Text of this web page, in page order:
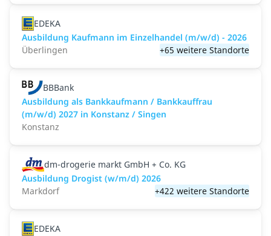
EDEKA
Ausbildung Kaufmann im Einzelhandel (m/w/d) - 2026
Überlingen
+65 weitere Standorte
BBBank
Ausbildung als Bankkaufmann / Bankkauffrau
(m/w/d) 2027 in Konstanz / Singen
Konstanz
dm-drogerie markt GmbH + Co. KG
Ausbildung Drogist (w/m/d) 2026
Markdorf
+422 weitere Standorte
EDEKA